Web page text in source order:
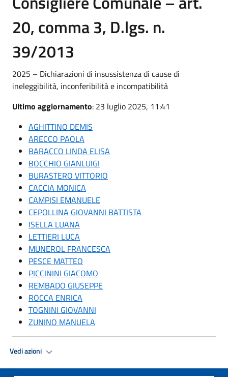
20, comma 3, D.lgs. n.
39/2013
2025 – Dichiarazioni di insussistenza di cause di
ineleggibilità, inconferibilità e incompatibilità
Ultimo aggiornamento: 23 luglio 2025, 11:41
AGHITTINO DEMIS
ARECCO PAOLA
BARACCO LINDA ELISA
BOCCHIO GIANLUIGI
BURASTERO VITTORIO
CACCIA MONICA
CAMPISI EMANUELE
CEPOLLINA GIOVANNI BATTISTA
ISELLA LUANA
LETTIERI LUCA
MUNEROL FRANCESCA
PESCE MATTEO
PICCININI GIACOMO
REMBADO GIUSEPPE
ROCCA ENRICA
TOGNINI GIOVANNI
ZUNINO MANUELA
Vedi azioni